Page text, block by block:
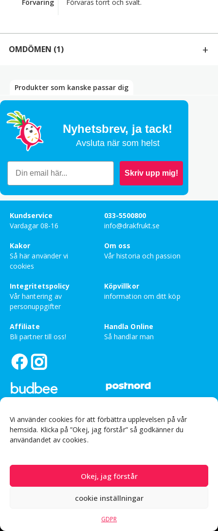
Vi använder cookies för att förbättra upplevelsen på vår
hemsida. Klicka på ”Okej, jag förstår” så godkänner du
användandet av cookies.
Okej, jag förstår
cookie inställningar
GDPR
Förvaring Förvaras torrt och svalt.
OMDÖMEN (1)
Hannele Mäkitalo–februari 26, 2024
Lägg till en recension
Din e-postadress kommer inte publiceras.
fält är märkta*
Ditt betyg
Namn
E-post
Produkter som kanske passar dig
Nyhetsbrev, ja tack!
Avsluta när som helst
Skriv upp mig!
Kundservice
Vardagar 08-16
033-5500800
info@drakfrukt.se
Kakor
Så här använder vi
cookies
Om oss
Vår historia och passion
Integritetspolicy
Vår hantering av
personuppgifter
Köpvillkor
information om ditt köp
Affiliate
Bli partner till oss!
Handla Online
Så handlar man
Ej besöksadress
Sandsborgsvägen 48, 12233 Enskede
Org nr: 559226-3999